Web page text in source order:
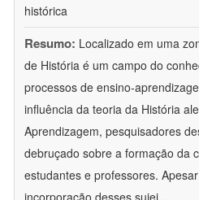
histórica
Resumo: Localizado em uma
de História é um campo do
processos de ensino-
influência da teoria da História
Aprendizagem, pesquisadores
debruçado sobre a formação da
estudantes e professores.